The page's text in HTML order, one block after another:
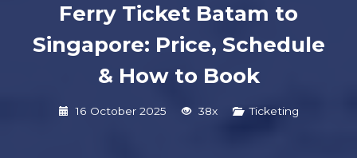
Ferry Ticket Batam to
Singapore: Price, Schedule
& How to Book
16 October 2025 38x Ticketing